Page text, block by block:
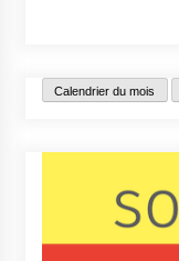
Calendrier du mois